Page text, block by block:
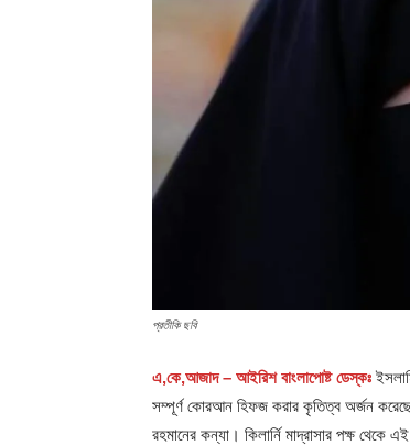
প্রতীকি ছবি
এ,কে,আজাদ – আইরিশ বাংলাপোষ্ট ডেস্কঃ
সম্পূর্ণ কোরআন হিফজ করার কৃতিত্ব অর্জন
রহমানের কন্যা। কিলার্নি মাদ্রাসার পক্ষ থেকে